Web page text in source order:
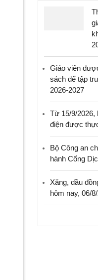
Giáo viên
sách để tập
2026-2027
Từ 15/9/2026,
điện được
Bộ Công an
hành Cổng
Xăng, dầu
hôm nay, 06/